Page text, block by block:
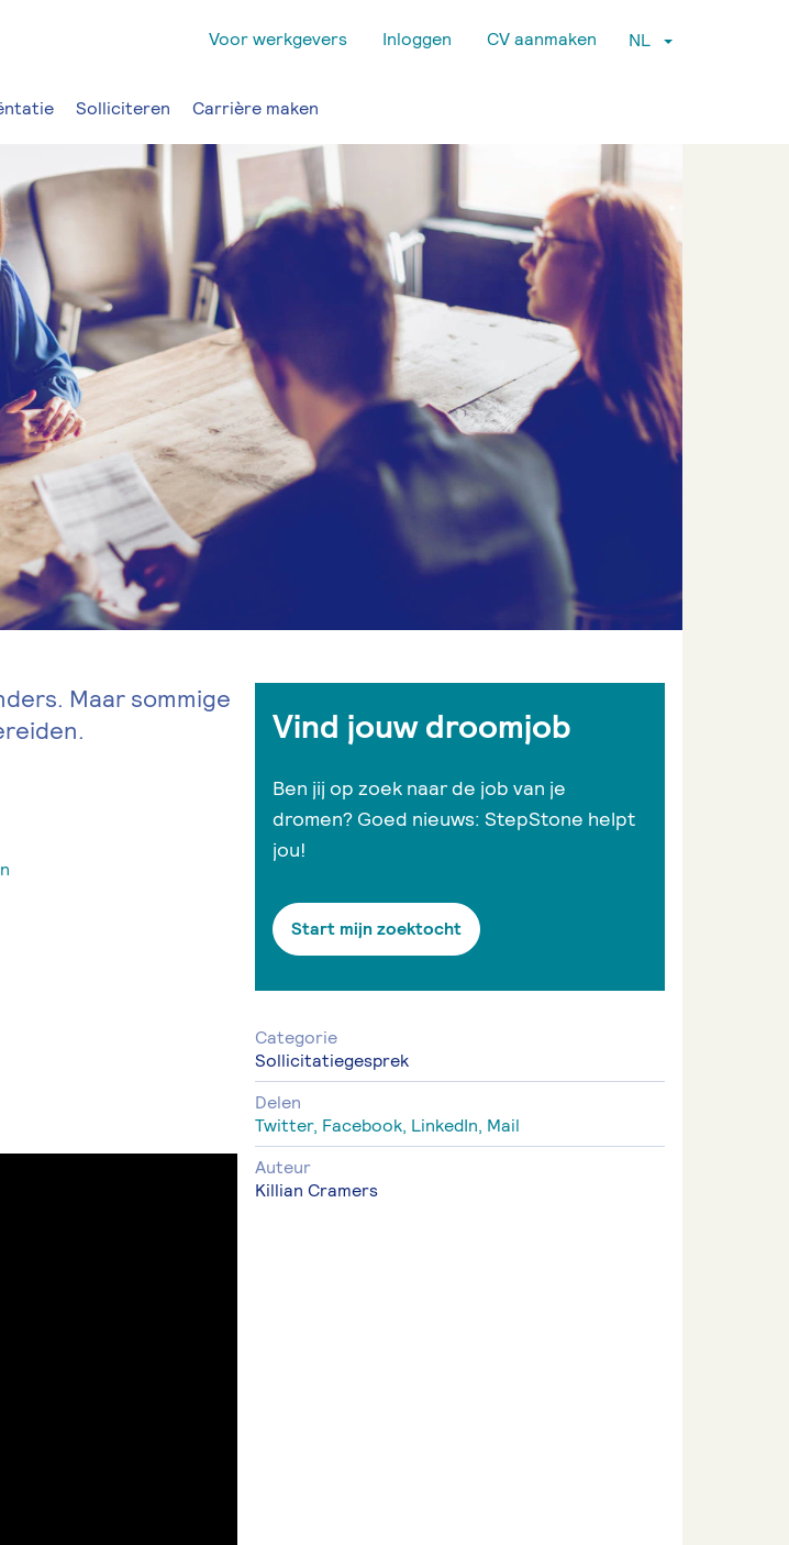
Voor werkgevers Inloggen CV aanmaken NL
Solliciteren Carrière maken
Maar sommige
Vind jouw droomjob
Ben jij op zoek naar de job van je
dromen? Goed nieuws: StepStone helpt
jou!
Start mijn zoektocht
Categorie
Sollicitatiegesprek
Delen
Twitter, Facebook, LinkedIn, Mail
Auteur
Killian Cramers